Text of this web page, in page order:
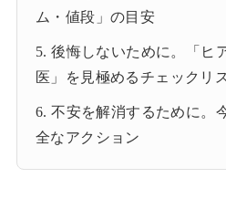
ム・値段」の目安
5. 後悔しないために。「ヒ
医」を見極めるチェックリ
6. 不安を解消するために。
全なアクション